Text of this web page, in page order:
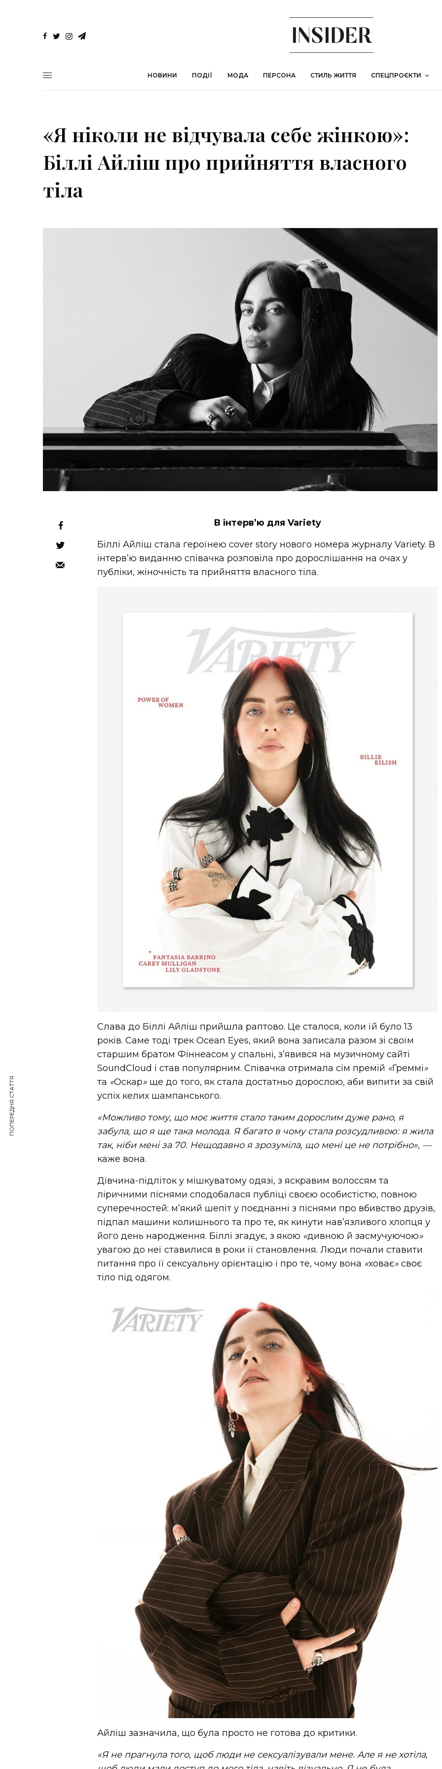
НОВИНИ ПОДІЇ МОДА ПЕРСОНА СТИЛЬ ЖИТТЯ СПЕЦПРОЄКТИ
«Я ніколи не відчувала себе жінкою»:
Біллі Айліш про прийняття власного
тіла
В інтерв’ю для Variety
Біллі Айліш стала героїнею cover story нового номера журналу Variety. В
інтерв’ю виданню співачка розповіла про дорослішання на очах у
публіки, жіночність та прийняття власного тіла.
Слава до Біллі Айліш прийшла раптово. Це сталося, коли їй було 13
років. Саме тоді трек Ocean Eyes, який вона записала разом зі своїм
старшим братом Фіннеасом у спальні, з’явився на музичному сайті
SoundCloud і став популярним. Співачка отримала сім премій «Греммі»
та «Оскар» ще до того, як стала достатньо дорослою, аби випити за свій
успіх келих шампанського.
«Можливо тому, що моє життя стало таким дорослим дуже рано, я
забула, що я ще така молода. Я багато в чому стала розсудливою: я жила
так, ніби мені за 70. Нещодавно я зрозуміла, що мені це не потрібно», —
каже вона.
Дівчина-підліток у мішкуватому одязі, з яскравим волоссям та
ліричними піснями сподобалася публіці своєю особистістю, повною
суперечностей: м’який шепіт у поєднанні з піснями про вбивство друзів,
підпал машини колишнього та про те, як кинути нав’язливого хлопця у
його день народження. Біллі згадує, з якою «дивною й засмучуючою»
увагою до неї ставилися в роки її становлення. Люди почали ставити
питання про її сексуальну орієнтацію і про те, чому вона «ховає» своє
тіло під одягом.
Айліш зазначила, що була просто не готова до критики.
«Я не прагнула того, щоб люди не сексуалізували мене. Але я не хотіла,
ПОПЕРЕДНЯ СТАТТЯ